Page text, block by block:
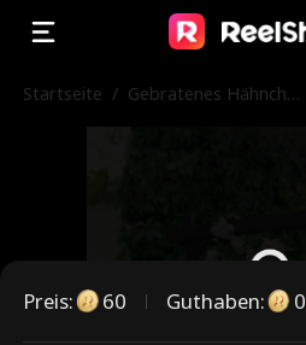
Startseite / Gebratenes Hähnche
Preis: 60 Guthaben: 0